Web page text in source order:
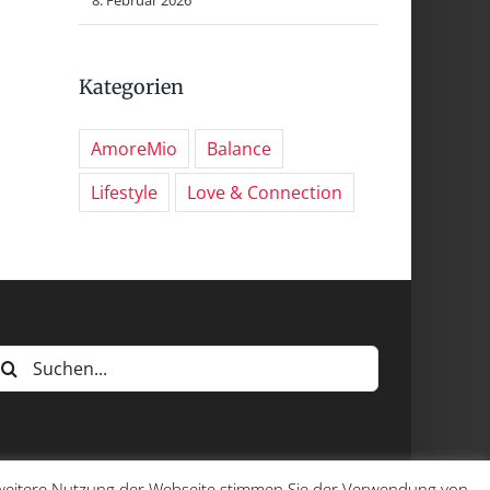
Kategorien
AmoreMio
Balance
Lifestyle
Love & Connection